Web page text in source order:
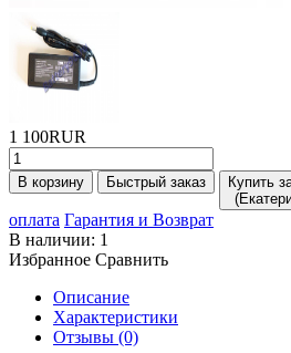
1 100RUR
В корзину Быстрый заказ
Купить
оплата Гарантия и Возврат
В наличии: 1
Избранное Сравнить
Описание
Характеристики
Отзывы (0)